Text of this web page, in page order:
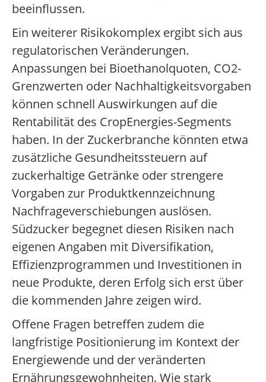
beeinflussen.
Ein weiterer Risikokomplex ergibt sich aus
regulatorischen Veränderungen.
Anpassungen bei Bioethanolquoten, CO2-
Grenzwerten oder Nachhaltigkeitsvorgaben
können schnell Auswirkungen auf die
Rentabilität des CropEnergies-Segments
haben. In der Zuckerbranche könnten etwa
zusätzliche Gesundheitssteuern auf
zuckerhaltige Getränke oder strengere
Vorgaben zur Produktkennzeichnung
Nachfrageverschiebungen auslösen.
Südzucker begegnet diesen Risiken nach
eigenen Angaben mit Diversifikation,
Effizienzprogrammen und Investitionen in
neue Produkte, deren Erfolg sich erst über
die kommenden Jahre zeigen wird.
Offene Fragen betreffen zudem die
langfristige Positionierung im Kontext der
Energiewende und der veränderten
Ernährungsgewohnheiten. Wie stark